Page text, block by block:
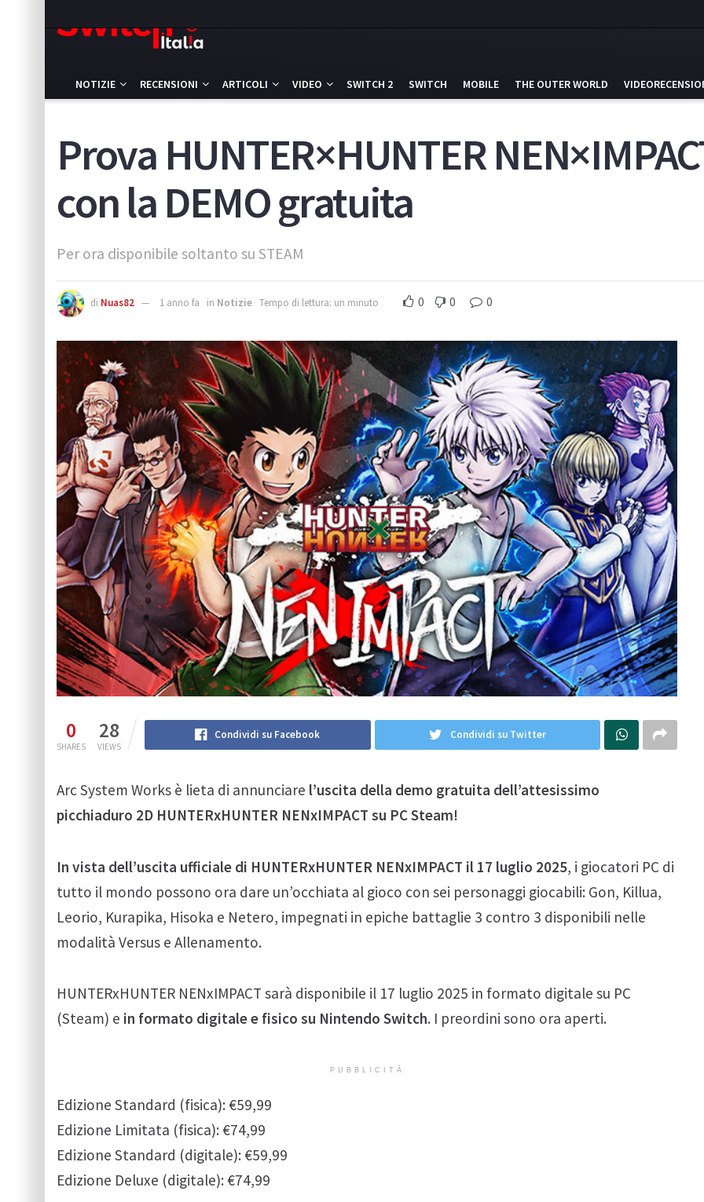
NOTIZIE RECENSIONI ARTICOLI VIDEO SWITCH 2 SWITCH MOBILE THE OUTER WORLD
Prova HUNTER×HUNTER
con la DEMO gratuita
Per ora disponibile soltanto su STEAM
di Nuas82 1 anno fa in Notizie Tempo di lettura: un minuto 0 0 0
0
SHARES
28
VIEWS
Condividi su Facebook Condividi su Twitter
Arc System Works è lieta di annunciare l’uscita della demo gratuita dell’attesissimo
picchiaduro 2D HUNTERxHUNTER NENxIMPACT su PC Steam!
In vista dell’uscita ufficiale di HUNTERxHUNTER NENxIMPACT il 17 luglio 2025, i giocatori PC di
tutto il mondo possono ora dare un’occhiata al gioco con sei personaggi giocabili: Gon, Killua,
Leorio, Kurapika, Hisoka e Netero, impegnati in epiche battaglie 3 contro 3 disponibili nelle
modalità Versus e Allenamento.
HUNTERxHUNTER NENxIMPACT sarà disponibile il 17 luglio 2025 in formato digitale su PC
(Steam) e in formato digitale e fisico su Nintendo Switch. I preordini sono ora aperti.
PUBBLICITÀ
Edizione Standard (fisica): €59,99
Edizione Limitata (fisica): €74,99
Edizione Standard (digitale): €59,99
Edizione Deluxe (digitale): €74,99